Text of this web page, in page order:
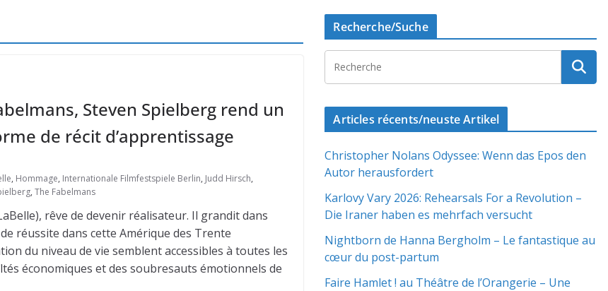
Steven Spielberg rend un
de récit d’apprentissage
, Hommage, Internationale Filmfestspiele Berlin, Judd Hirsch,
, The Fabelmans
rêve de devenir réalisateur. Il grandit dans
réussite dans cette Amérique des Trente
du niveau de vie semblent accessibles à toutes les
économiques et des soubresauts émotionnels de
Recherche/Suche
Articles récents/neuste Artikel
Christopher Nolans Odyssee: Wenn das Epos den
Autor herausfordert
Karlovy Vary 2026: Rehearsals For a Revolution –
Die Iraner haben es mehrfach versucht
Nightborn de Hanna Bergholm – Le fantastique au
cœur du post-partum
Faire Hamlet ! au Théâtre de l’Orangerie – Une